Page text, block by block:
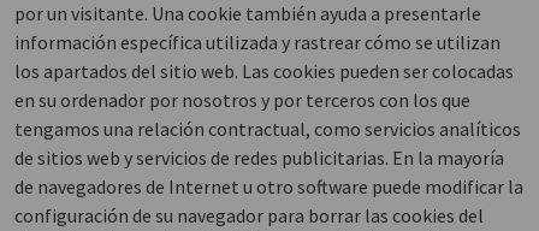
por un visitante. Una cookie también ayuda a presentarle
información específica utilizada y rastrear cómo se utilizan
los apartados del sitio web. Las cookies pueden ser colocadas
en su ordenador por nosotros y por terceros con los que
tengamos una relación contractual, como servicios analíticos
de sitios web y servicios de redes publicitarias. En la mayoría
de navegadores de Internet u otro software puede modificar la
configuración de su navegador para borrar las cookies del